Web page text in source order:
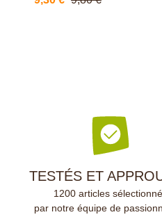
TESTÉS ET
1200 articles
par notre équipe de